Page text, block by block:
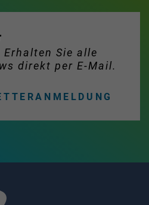
Sie alle
direkt per E-Mail.